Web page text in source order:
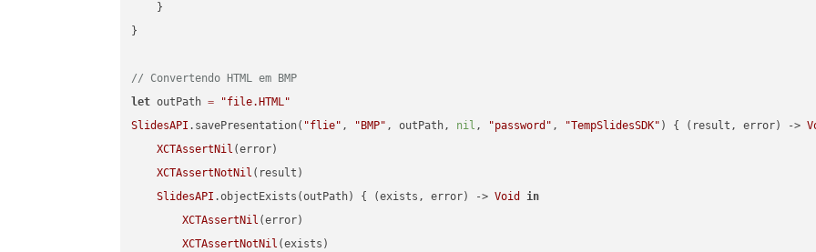
    }
}
// Convertendo HTML em BMP
let outPath =
"file.HTML"
SlidesAPI .savePresentation( "flie" , "BMP" , outPath, nil , "password" , "TempSlidesSDK" ) { (result, error) ->
XCTAssertNil (error)
XCTAssertNotNil (result)
SlidesAPI .objectExists(outPath) { (exists, error) -> Void
in
XCTAssertNil (error)
XCTAssertNotNil (exists)